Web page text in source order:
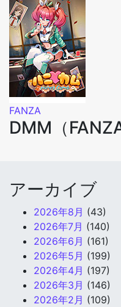
FANZA
DMM（
アーカイブ
2026年8月 (43)
2026年7月 (140)
2026年6月 (161)
2026年5月 (199)
2026年4月 (197)
2026年3月 (146)
2026年2月 (109)